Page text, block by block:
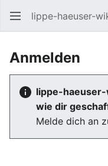
lippe-haeuser-
Anmelden
lippe-
wie dir
Melde dich an